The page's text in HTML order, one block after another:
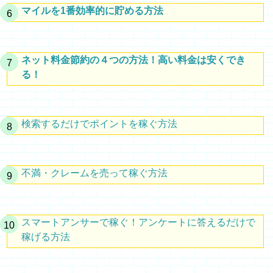
マイルを1番効率的に貯める方法
ネット料金節約の４つの方法！高い料金は安くでき
る！
検索するだけでポイントを稼ぐ方法
不満・クレームを売って稼ぐ方法
スマートアンサーで稼ぐ！アンケートに答えるだけで
稼げる方法